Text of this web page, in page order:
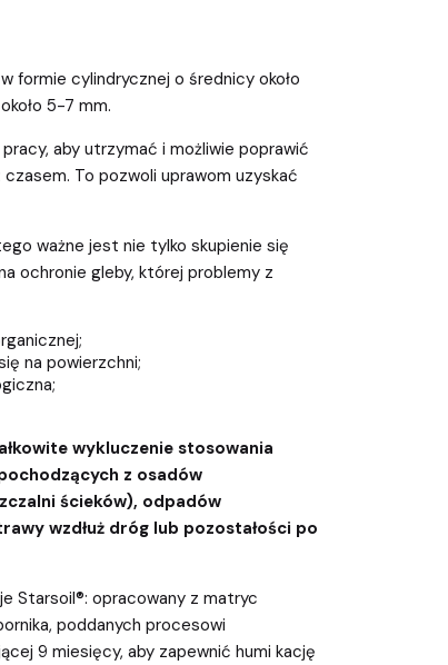
formie cylindrycznej o średnicy około
5-7 mm.
aby utrzymać i możliwie poprawić
To pozwoli uprawom uzyskać
ważne jest nie tylko skupienie się
ochronie gleby, której problemy z
na powierzchni;
wykluczenie stosowania
z osadów
ścieków), odpadów
wzdłuż dróg lub pozostałości po
Starsoil®: opracowany z matryc
poddanych procesowi
9 miesięcy, aby zapewnić humi kację